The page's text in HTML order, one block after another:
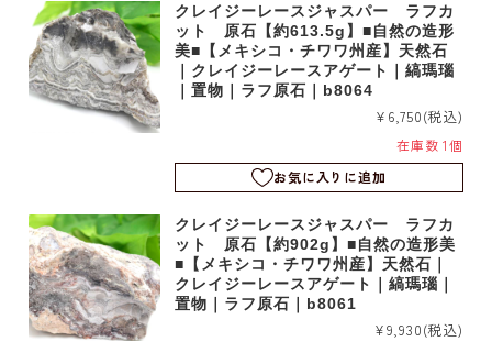
クレイジーレースジャスパー ラフカ
ット 原石【約613.5g】■自然の造形
美■【メキシコ・チワワ州産】天然石
｜クレイジーレースアゲート｜縞瑪瑙
｜置物｜ラフ原石｜b8064
¥6,750(税込)
在庫数 1個
お気に入りに追加
クレイジーレースジャスパー ラフカ
ット 原石【約902g】■自然の造形美
■【メキシコ・チワワ州産】天然石｜
クレイジーレースアゲート｜縞瑪瑙｜
置物｜ラフ原石｜b8061
¥9,930(税込)